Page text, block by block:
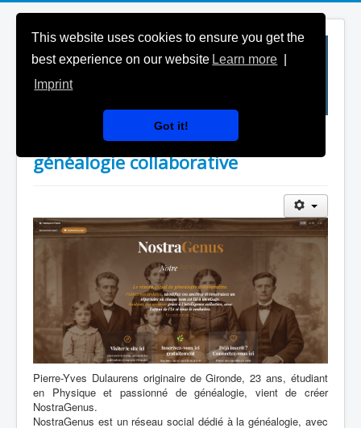
This website uses cookies to ensure you get the
best experience on our website Learn more
Imprint
Got it!
NostraGenus - Le réseau social de
généalogie collaborative
Pierre-Yves Dulaurens originaire de Gironde, 23 ans, étudiant
en Physique et passionné de généalogie, vient de créer
NostraGenus.
NostraGenus est un réseau social dédié à la généalogie, avec